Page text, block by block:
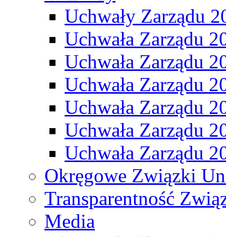
Uchwały Zarządu
Uchwała Zarządu
Uchwała Zarządu
Uchwała Zarządu
Uchwała Zarządu
Uchwała Zarządu
Uchwała Zarządu
Okręgowe Związki
Transparentność
Media